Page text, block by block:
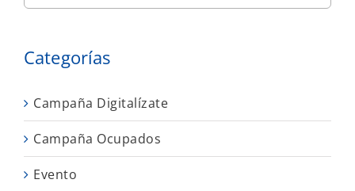
Categorías
Campaña Digitalízate
Campaña Ocupados
Evento